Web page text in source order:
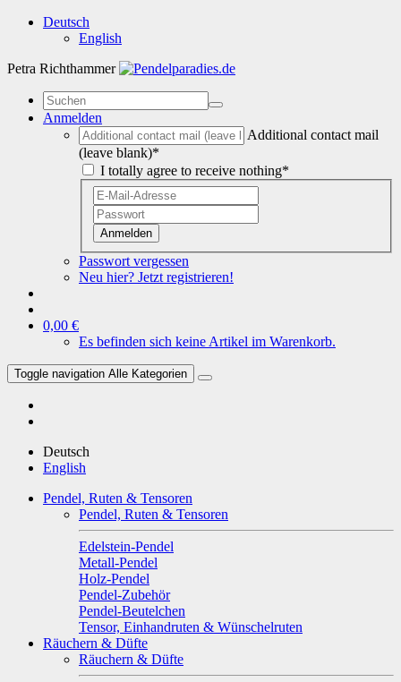
Deutsch
English
Petra Richthammer
Anmelden
Additional contact mail
(leave blank)*
I totally agree to receive nothing*
Anmelden
Passwort vergessen
Neu hier? Jetzt registrieren!
0,00 €
Es befinden sich keine Artikel im Warenkorb.
Toggle navigation Alle Kategorien
Deutsch
English
Pendel, Ruten & Tensoren
Pendel, Ruten & Tensoren
Edelstein-Pendel
Metall-Pendel
Holz-Pendel
Pendel-Zubehör
Pendel-Beutelchen
Tensor, Einhandruten & Wünschelruten
Räuchern & Düfte
Räuchern & Düfte